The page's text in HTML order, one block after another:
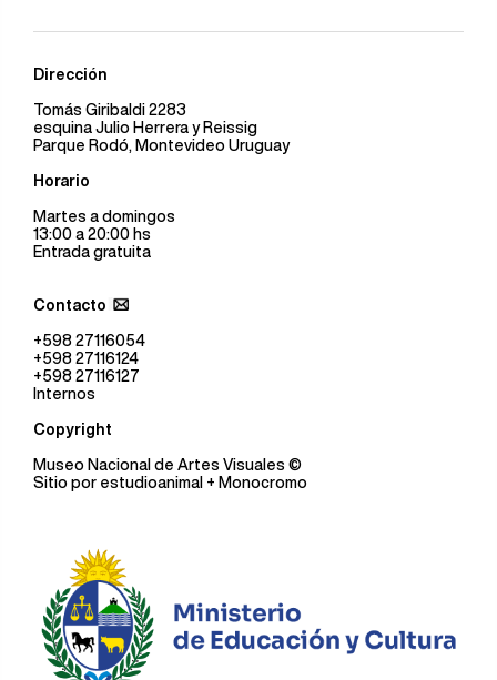
Dirección
Tomás Giribaldi 2283
esquina Julio Herrera y Reissig
Parque Rodó, Montevideo Uruguay
Horario
Martes a domingos
13:00 a 20:00 hs
Entrada gratuita
Contacto
+598 27116054
+598 27116124
+598 27116127
Internos
Copyright
Museo Nacional de Artes Visuales ©
Sitio por estudioanimal + Monocromo